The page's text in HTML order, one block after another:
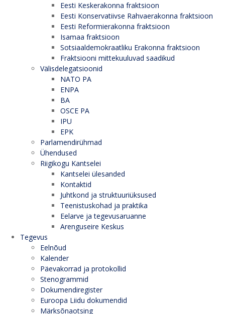
Eesti Keskerakonna fraktsioon
Eesti Konservatiivse Rahvaerakonna fraktsioon
Eesti Reformierakonna fraktsioon
Isamaa fraktsioon
Sotsiaaldemokraatliku Erakonna fraktsioon
Fraktsiooni mittekuuluvad saadikud
Välisdelegatsioonid
NATO PA
ENPA
BA
OSCE PA
IPU
EPK
Parlamendirühmad
Ühendused
Riigikogu Kantselei
Kantselei ülesanded
Kontaktid
Juhtkond ja struktuuriüksused
Teenistuskohad ja praktika
Eelarve ja tegevusaruanne
Arenguseire Keskus
Tegevus
Eelnõud
Kalender
Päevakorrad ja protokollid
Stenogrammid
Dokumendiregister
Euroopa Liidu dokumendid
Märksõnaotsing